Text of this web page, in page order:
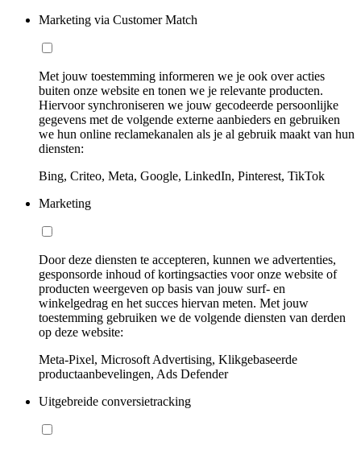
Marketing via Customer Match
Met jouw toestemming informeren we je ook over acties
buiten onze website en tonen we je relevante producten.
Hiervoor synchroniseren we jouw gecodeerde persoonlijke
gegevens met de volgende externe aanbieders en gebruiken
we hun online reclamekanalen als je al gebruik maakt van hun
diensten:
Bing, Criteo, Meta, Google, LinkedIn, Pinterest, TikTok
Marketing
Door deze diensten te accepteren, kunnen we advertenties,
gesponsorde inhoud of kortingsacties voor onze website of
producten weergeven op basis van jouw surf- en
winkelgedrag en het succes hiervan meten. Met jouw
toestemming gebruiken we de volgende diensten van derden
op deze website:
Meta-Pixel, Microsoft Advertising, Klikgebaseerde
productaanbevelingen, Ads Defender
Uitgebreide conversietracking